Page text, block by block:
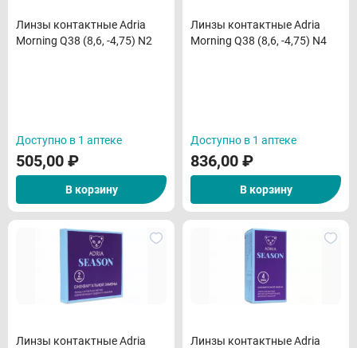
Линзы контактные Adria
Morning Q38 (8,6, -4,75) N2
Доступно в 1 аптеке
505,00 ₽
В корзину
Линзы контактные Adria
Morning Q38 (8,6, -4,75) N4
Доступно в 1 аптеке
836,00 ₽
В корзину
Линзы контактные Adria
Линзы контактные Adria